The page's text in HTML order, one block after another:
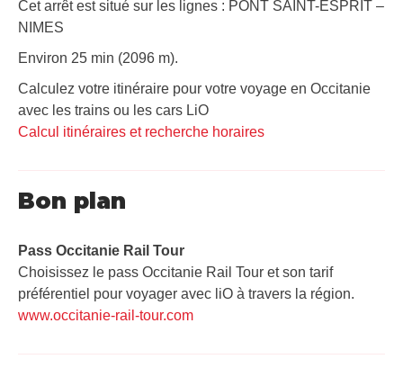
Cet arrêt est situé sur les lignes : PONT SAINT-ESPRIT –
NIMES
Environ 25 min (2096 m).
Calculez votre itinéraire pour votre voyage en Occitanie
avec les trains ou les cars LiO
Calcul itinéraires et recherche horaires
Bon plan
Pass Occitanie Rail Tour​
Choisissez le pass Occitanie Rail Tour et son tarif
préférentiel pour voyager avec liO à travers la région.
www.occitanie-rail-tour.com